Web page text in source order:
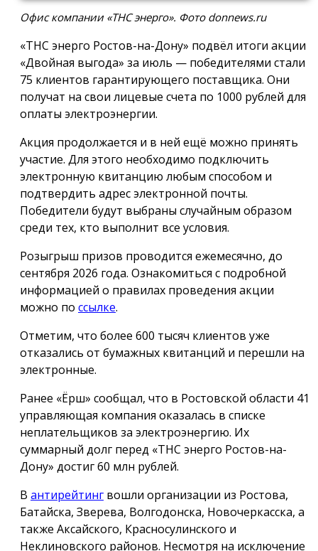
Офис компании «ТНС энерго». Фото donnews.ru
«ТНС энерго Ростов-на-Дону» подвёл итоги акции
«Двойная выгода» за июль — победителями стали
75 клиентов гарантирующего поставщика. Они
получат на свои лицевые счета по 1000 рублей для
оплаты электроэнергии.
Акция продолжается и в ней ещё можно принять
участие. Для этого необходимо подключить
электронную квитанцию любым способом и
подтвердить адрес электронной почты.
Победители будут выбраны случайным образом
среди тех, кто выполнит все условия.
Розыгрыш призов проводится ежемесячно, до
сентября 2026 года. Ознакомиться с подробной
информацией о правилах проведения акции
можно по ссылке.
Отметим, что более 600 тысяч клиентов уже
отказались от бумажных квитанций и перешли на
электронные.
Ранее «Ёрш» сообщал, что в Ростовской области 41
управляющая компания оказалась в списке
неплательщиков за электроэнергию. Их
суммарный долг перед «ТНС энерго Ростов-на-
Дону» достиг 60 млн рублей.
В антирейтинг вошли организации из Ростова,
Батайска, Зверева, Волгодонска, Новочеркасска, а
также Аксайского, Красносулинского и
Неклиновского районов. Несмотря на исключение